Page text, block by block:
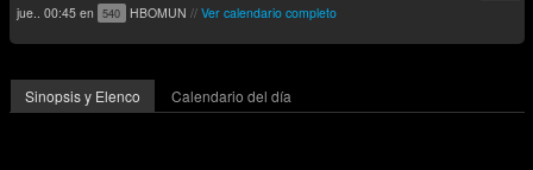
jue.. 00:45 en 540 HBOMUN // Ver calendario completo
Sinopsis y Elenco Calendario del día